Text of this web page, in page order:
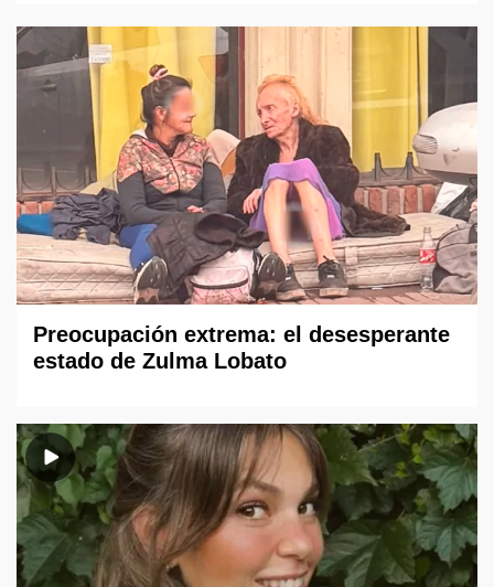
Preocupación extrema: el desesperante
estado de Zulma Lobato